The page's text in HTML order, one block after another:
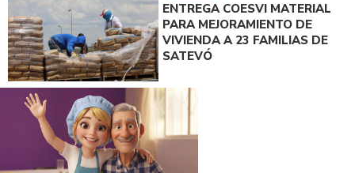
ENTREGA COESVI MATERIAL
PARA MEJORAMIENTO DE
VIVIENDA A 23 FAMILIAS DE
SATEVÓ